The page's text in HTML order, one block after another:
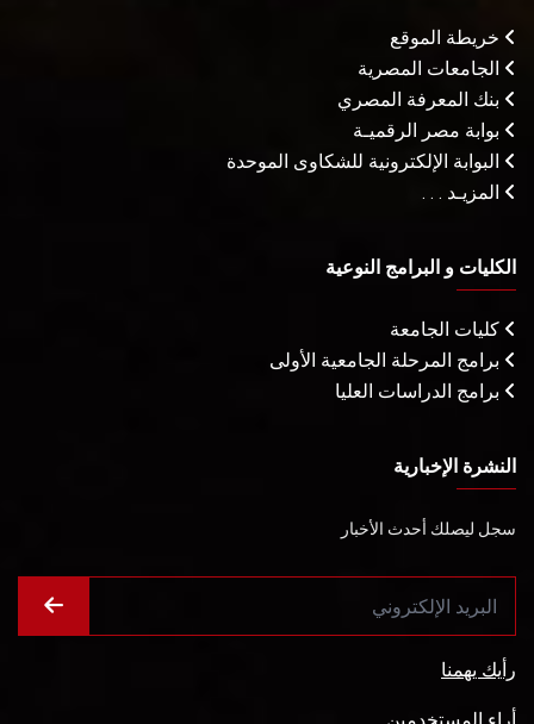
خريطة الموقع
الجامعات المصرية
بنك المعرفة المصري
بوابة مصر الرقميـة
البوابة الإلكترونية للشكاوى الموحدة
المزيـد . . .
الكليات و البرامج النوعية
كليات الجامعة
برامج المرحلة الجامعية الأولى
برامج الدراسات العليا
النشرة الإخبارية
سجل ليصلك أحدث الأخبار
رأيك يهمنا